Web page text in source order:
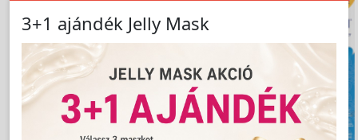
›
3+1 ajándék Jelly Mask